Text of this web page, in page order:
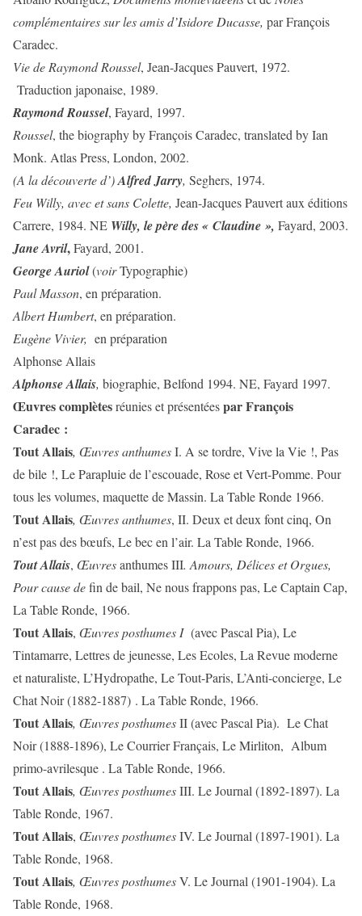
complémentaires sur les amis d’Isidore Ducasse, par François
Caradec.
Vie de Raymond Roussel, Jean-Jacques Pauvert, 1972.
Traduction japonaise, 1989.
Raymond Roussel, Fayard, 1997.
Roussel, the biography by François Caradec, translated by Ian
Monk. Atlas Press, London, 2002.
(A la découverte d’)Alfred Jarry, Seghers, 1974.
Feu Willy, avec et sans Colette, Jean-Jacques Pauvert aux éditions
Carrere, 1984. NE Willy, le père des « Claudine », Fayard, 2003.
Jane Avril,Fayard, 2001.
George Auriol(voirTypographie)
Paul Masson, en préparation.
Albert Humbert, en préparation.
Eugène Vivier, en préparation
Alphonse Allais
Alphonse Allais, biographie, Belfond 1994. NE, Fayard 1997.
Œuvres complètesréunies et présentéespar François
Caradec :
Tout Allais, Œuvres anthumesI. A se tordre, Vive la Vie !, Pas
de bile !, Le Parapluie de l’escouade, Rose et Vert-Pomme. Pour
tous les volumes, maquette de Massin. La Table Ronde 1966.
Tout Allais, Œuvres anthumes, II. Deux et deux font cinq, On
n’est pas des bœufs, Le bec en l’air. La Table Ronde, 1966.
Tout Allais, Œuvresanthumes III. Amours, Délices et Orgues,
Pour cause defin de bail, Ne nous frappons pas, Le Captain Cap,
La Table Ronde, 1966.
Tout Allais, Œuvres posthumes I(avec Pascal Pia), Le
Tintamarre, Lettres de jeunesse, Les Ecoles, La Revue moderne
et naturaliste, L’Hydropathe, Le Tout-Paris, L’Anti-concierge, Le
Chat Noir (1882-1887) . La Table Ronde, 1966.
Tout Allais, Œuvres posthumesII (avec Pascal Pia). Le Chat
Noir (1888-1896), Le Courrier Français, Le Mirliton, Album
primo-avrilesque . La Table Ronde, 1966.
Tout Allais, Œuvres posthumesIII. Le Journal (1892-1897). La
Table Ronde, 1967.
Tout Allais, Œuvres posthumesIV. Le Journal (1897-1901). La
Table Ronde, 1968.
Tout Allais, Œuvres posthumesV. Le Journal (1901-1904). La
Table Ronde, 1968.